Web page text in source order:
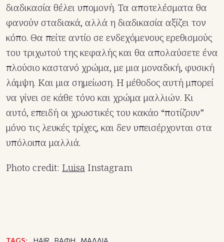
διαδικασία θέλει υπομονή. Τα αποτελέσματα θα
φανούν σταδιακά, αλλά η διαδικασία αξίζει τον
κόπο. Θα πείτε αντίο σε ενδεχόμενους ερεθισμούς
του τριχωτού της κεφαλής και θα απολαύσετε ένα
πλούσιο καστανό χρώμα, με μια μοναδική, φυσική
λάμψη. Και μια σημείωση. Η μέθοδος αυτή μπορεί
να γίνει σε κάθε τόνο και χρώμα μαλλιών. Κι
αυτό, επειδή οι χρωστικές του κακάο “ποτίζουν”
μόνο τις λευκές τρίχες, και δεν υπεισέρχονται στα
υπόλοιπα μαλλιά.
Photo credit: Luisa Instagram